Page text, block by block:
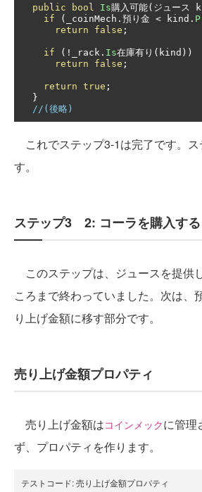
public bool Is購入可能(ジュース
if
( _coinMech .預り金 < kind .
return
false ;
if (! _rack . Is在庫有り( kind ))
return
false ;
return true ;
}
//(後略)
これでステップ3-1は完了です。ス
す。
ステップ3 2: コーラを購入する
このステップは、ジュースを提供
ころまで終わっていました。次は、
り上げ金額に移す部分です。
売り上げ金額プロパティ
売り上げ金額はコインメックに管理
ず、プロパティを作ります。
テストコード:売り上げ金額プロパティ